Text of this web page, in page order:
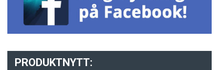
PRODUKTNYTT: